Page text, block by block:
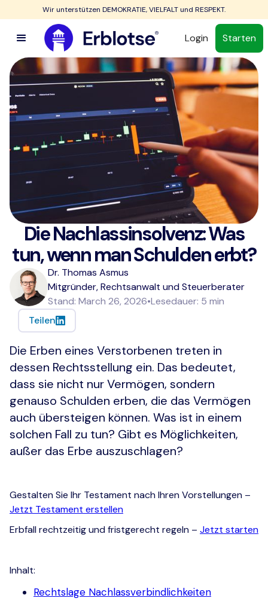
Wir unterstützen DEMOKRATIE, VIELFALT und RESPEKT.
Login Starten
Die Nachlassinsolvenz: Was
tun, wenn man Schulden erbt?
Dr. Thomas Asmus
Mitgründer, Rechtsanwalt und Steuerberater
Stand: March 26, 2026•Lesedauer: 5 min
Teilen
Die Erben eines Verstorbenen treten in
dessen Rechtsstellung ein. Das bedeutet,
dass sie nicht nur Vermögen, sondern
genauso Schulden erben, die das Vermögen
auch übersteigen können. Was ist in einem
solchen Fall zu tun? Gibt es Möglichkeiten,
außer das Erbe auszuschlagen?
Gestalten Sie Ihr Testament nach Ihren Vorstellungen –
Jetzt Testament erstellen
Erbfall rechtzeitig und fristgerecht regeln – Jetzt starten
Inhalt:
Rechtslage Nachlassverbindlichkeiten